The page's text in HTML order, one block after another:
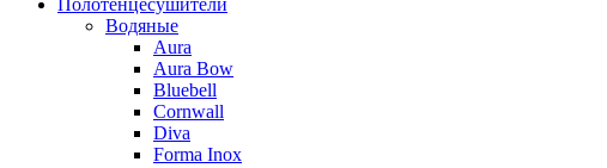
Полотенцесушители
Водяные
Aura
Aura Bow
Bluebell
Cornwall
Diva
Forma Inox